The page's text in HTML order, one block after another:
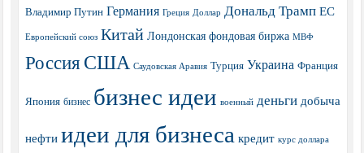
Владимир Путин Германия Греция Доллар Дональд Трамп ЕС
Европейский союз Китай Лондонская фондовая биржа МВФ
РоссияСША Саудовская Аравия Турция Украина Франция
Япония бизнес бизнес идеи военный деньги добыча
нефти идеи для бизнеса кредит курс доллара